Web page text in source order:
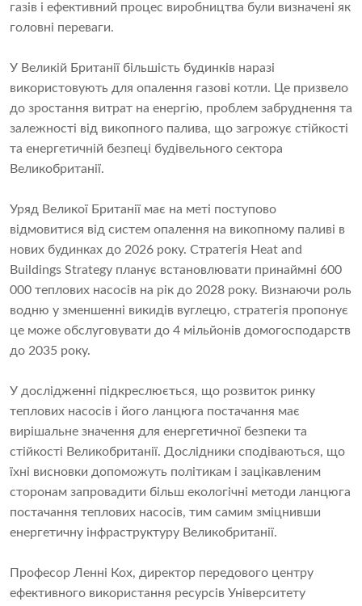
газів і ефективний процес виробництва були визначені як
головні переваги.
У Великій Британії більшість будинків наразі
використовують для опалення газові котли. Це призвело
до зростання витрат на енергію, проблем забруднення та
залежності від викопного палива, що загрожує стійкості
та енергетичній безпеці будівельного сектора
Великобританії.
Уряд Великої Британії має на меті поступово
відмовитися від систем опалення на викопному паливі в
нових будинках до 2026 року. Стратегія Heat and
Buildings Strategy планує встановлювати принаймні 600
000 теплових насосів на рік до 2028 року. Визнаючи роль
водню у зменшенні викидів вуглецю, стратегія пропонує
це може обслуговувати до 4 мільйонів домогосподарств
до 2035 року.
У дослідженні підкреслюється, що розвиток ринку
теплових насосів і його ланцюга постачання має
вирішальне значення для енергетичної безпеки та
стійкості Великобританії. Дослідники сподіваються, що
їхні висновки допоможуть політикам і зацікавленим
сторонам запровадити більш екологічні методи ланцюга
постачання теплових насосів, тим самим зміцнивши
енергетичну інфраструктуру Великобританії.
Професор Ленні Кох, директор передового центру
ефективного використання ресурсів Університету